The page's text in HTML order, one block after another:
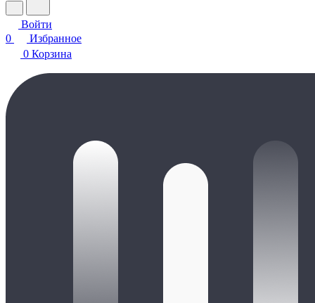
Войти
0
Избранное
0 Корзина